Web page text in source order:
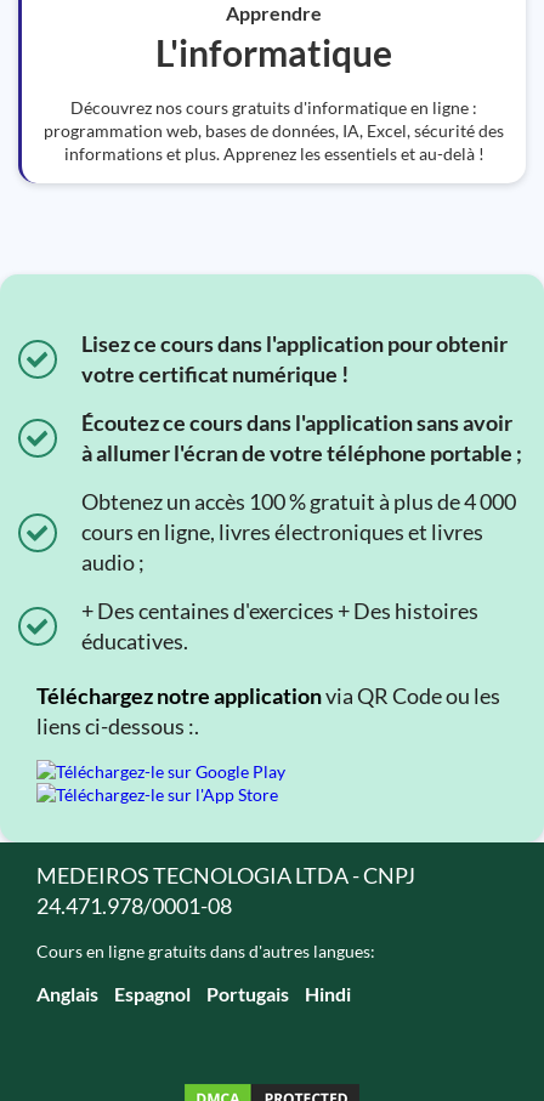
Apprendre
L'informatique
Découvrez nos cours gratuits d'informatique en ligne :
programmation web, bases de données, IA, Excel, sécurité des
informations et plus. Apprenez les essentiels et au-delà !
Lisez ce cours dans l'application pour obtenir
votre certificat numérique !
Écoutez ce cours dans l'application sans avoir
à allumer l'écran de votre téléphone portable ;
Obtenez un accès 100 % gratuit à plus de 4 000
cours en ligne, livres électroniques et livres
audio ;
+ Des centaines d'exercices + Des histoires
éducatives.
Téléchargez notre applicationvia QR Code ou les
liens ci-dessous :.
MEDEIROS TECNOLOGIA LTDA - CNPJ
24.471.978/0001-08
Cours en ligne gratuits dans d'autres langues:
Anglais Espagnol Portugais Hindi